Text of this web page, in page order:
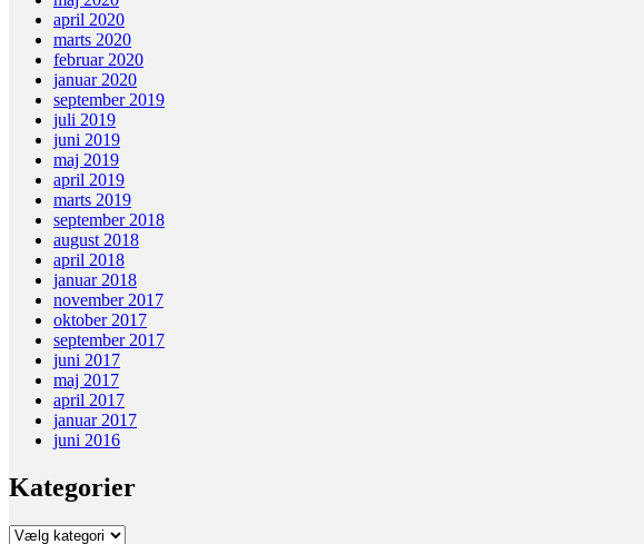
april 2020
marts 2020
februar 2020
januar 2020
september 2019
juli 2019
juni 2019
maj 2019
april 2019
marts 2019
september 2018
august 2018
april 2018
januar 2018
november 2017
oktober 2017
september 2017
juni 2017
maj 2017
april 2017
januar 2017
juni 2016
Kategorier
Kategorier